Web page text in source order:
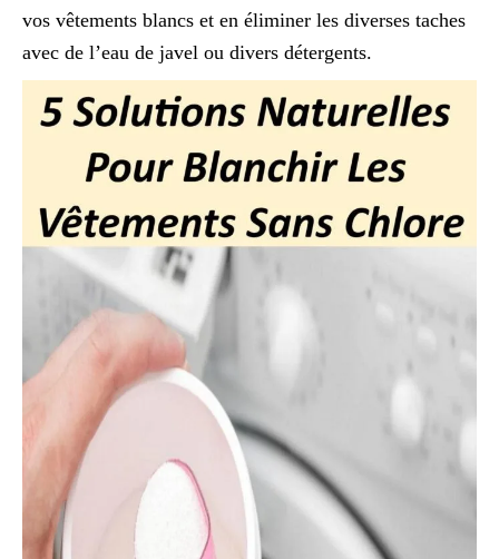
vos vêtements blancs et en éliminer les diverses taches
avec de l’eau de javel ou divers détergents.